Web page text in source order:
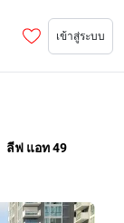
เข้าสู่ระบบ
ลีฟ แอท 49